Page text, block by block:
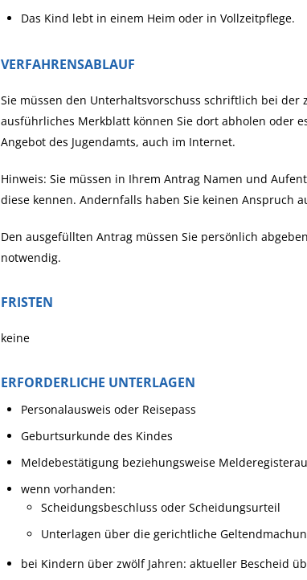
Das Kind lebt in einem Heim oder in Vollzeitpflege.
VERFAHRENSABLAUF
Sie müssen den Unterhaltsvorschuss schriftlich bei
ausführliches Merkblatt können Sie dort abholen oder
Angebot des Jugendamts, auch im Internet.
Hinweis: Sie müssen in Ihrem Antrag Namen und
diese kennen. Andernfalls haben Sie keinen Anspruch
Den ausgefüllten Antrag müssen Sie persönlich
notwendig.
FRISTEN
keine
ERFORDERLICHE UNTERLAGEN
Personalausweis oder Reisepass
Geburtsurkunde des Kindes
Meldebestätigung beziehungsweise
wenn vorhanden:
Scheidungsbeschluss oder Scheidungsurteil
Unterlagen über die gerichtliche
bei Kindern über zwölf Jahren: aktueller Bescheid